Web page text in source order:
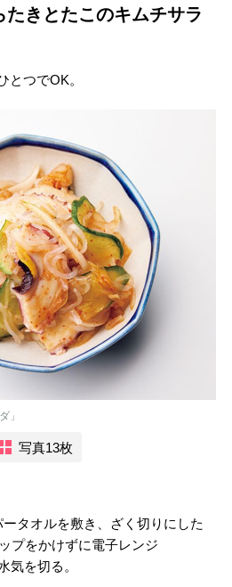
たきとたこのキムチサラ
とつでOK。
」
写真13枚
ータオルを敷き、ざく切りにした
プをかけずに電子レンジ
気を切る。